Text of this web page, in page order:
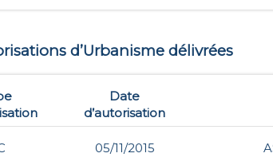
d’Urbanisme délivrées
Date
d’autorisation
05/11/2015